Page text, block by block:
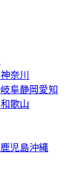
神奈川
岐阜静岡愛知
和歌山
鹿児島沖縄